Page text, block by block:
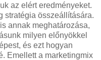
az elért eredményeket.
stratégia összeállítására.
annak meghatározása,
milyen előnyökkel
és ezt hogyan
Emellett a marketingmix